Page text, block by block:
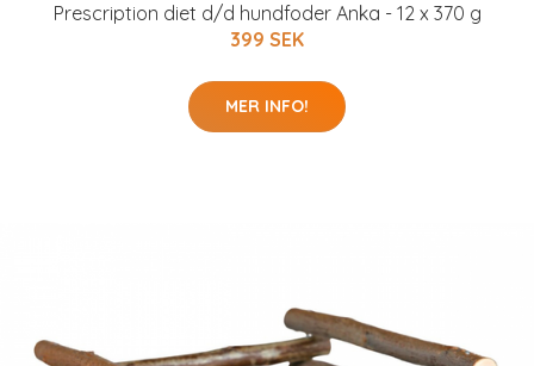
Prescription diet d/d hundfoder Anka - 12 x 370 g
399 SEK
MER INFO!